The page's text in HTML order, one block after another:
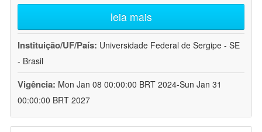
leia mais
Instituição/UF/País: Universidade Federal de Sergipe - SE
- Brasil
Vigência: Mon Jan 08 00:00:00 BRT 2024-Sun Jan 31
00:00:00 BRT 2027